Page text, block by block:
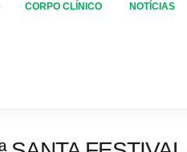
CORPO CLÍNICO NOTÍCIAS